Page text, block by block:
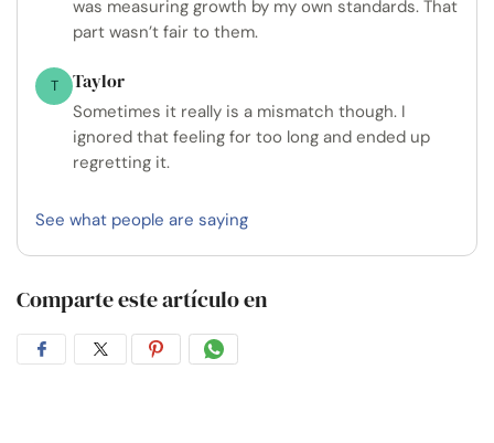
was measuring growth by my own standards. That
part wasn’t fair to them.
T Taylor
Sometimes it really is a mismatch though. I
ignored that feeling for too long and ended up
regretting it.
See what people are saying
Comparte este artículo en
CompartirCompartirCompartirCompartir